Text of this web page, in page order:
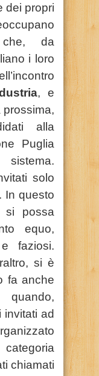
dei propri
che, da
i loro
, e
prossima,
alla
Puglia
solo
In questo
si possa
equo,
faziosi.
si è
fa anche
invitati ad
chiamati